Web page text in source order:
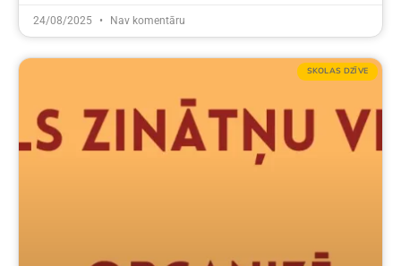
24/08/2025 Nav komentāru
SKOLAS DZĪVE